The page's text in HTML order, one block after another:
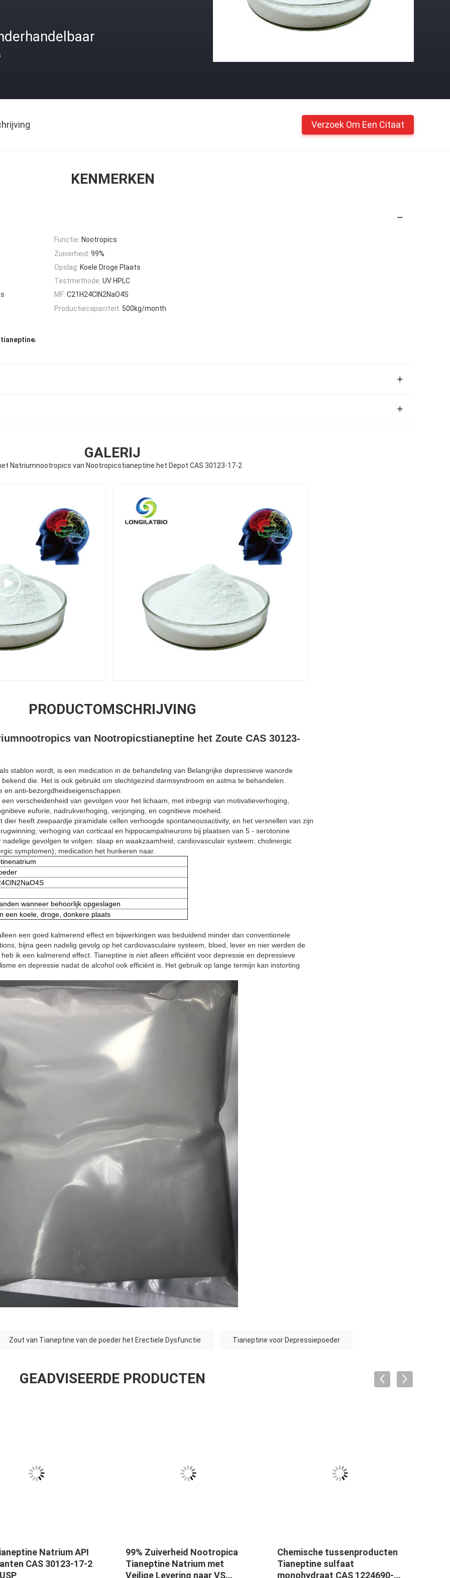
Verzoek Om Een Citaat
KENMERKEN
Functie: Nootropics
Zuiverheid: 99%
Opslag: Koele Droge Plaats
Testmethode: UV HPLC
MF: C21H24ClN2NaO4S
Productiecapaciteit: 500kg/month
,
GALERIJ
Natriumnootropics van Nootropicstianeptine het Depot CAS 30123-17-2
PRODUCTOMSCHRIJVING
van Nootropicstianeptine het Zoute CAS 30123-
stablon wordt, is een medication in de behandeling van Belangrijke depressieve wanorde
die. Het is ook gebruikt om slechtgezind darmsyndroom en astma te behandelen.
en anti-bezorgdheidseigenschappen.
verscheidenheid van gevolgen voor het lichaam, met inbegrip van motivatieverhoging,
euforie, nadrukverhoging, verjonging, en cognitieve moeheid.
dier heeft zeepaardje piramidale cellen verhoogde spontaneousactivity, en het versnellen van zijn
verhoging van corticaal en hippocampalneurons bij plaatsen van 5 - serotonine
gevolgen te volgen: slaap en waakzaamheid; cardiovasculair systeem; cholinergic
symptomen); medication het hunkeren naar.
wanneer behoorlijk opgeslagen
een koele, droge, donkere plaats
een goed kalmerend effect en bijwerkingen was beduidend minder dan conventionele
bijna geen nadelig gevolg op het cardiovasculaire systeem, bloed, lever en nier werden de
ik een kalmerend effect. Tianeptine is niet alleen efficiënt voor depressie en depressieve
en depressie nadat de alcohol ook efficiënt is. Het gebruik op lange termijn kan instorting
Zout van Tianeptine van de poeder het Erectiele Dysfunctie Tianeptine voor Depressiepoeder
GEADVISEERDE PRODUCTEN
Natrium API
CAS 30123-17-2
99% Zuiverheid Nootropica
Tianeptine Natrium met
Veilige Levering naar VS
Chemische tussenproducten
Tianeptine sulfaat
monohydraat CAS 1224690-